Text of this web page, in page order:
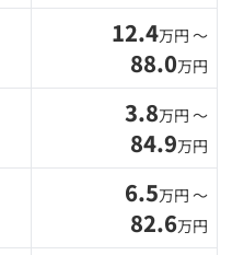
12.4万円 〜
88.0万円
3.8万円 〜
84.9万円
6.5万円 〜
82.6万円